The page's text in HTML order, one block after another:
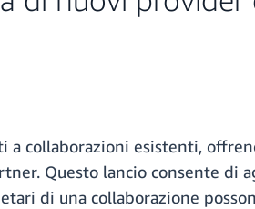
a collaborazioni esistenti,
Questo lancio consente di
di una collaborazione